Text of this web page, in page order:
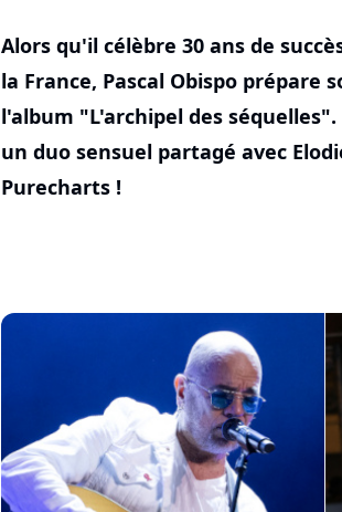
Alors qu'il célèbre 30 ans de
la France, Pascal Obispo prépare
l'album "L'archipel des
un duo sensuel partagé avec
Purecharts !